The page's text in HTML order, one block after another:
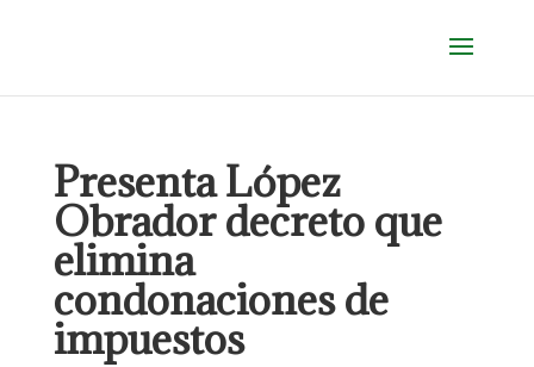
Presenta López
Obrador decreto que
elimina
condonaciones de
impuestos